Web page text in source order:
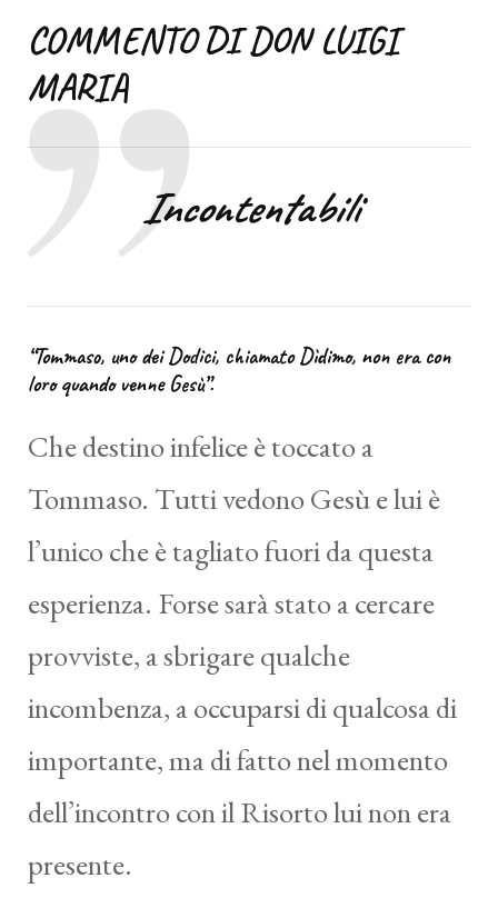
COMMENTO DI DON LUIGI
MARIA
Incontentabili
“Tommaso, uno dei Dodici, chiamato Dìdimo, non era con
loro quando venne Gesù”.
Che destino infelice è toccato a
Tommaso. Tutti vedono Gesù e lui è
l’unico che è tagliato fuori da questa
esperienza. Forse sarà stato a cercare
provviste, a sbrigare qualche
incombenza, a occuparsi di qualcosa di
importante, ma di fatto nel momento
dell’incontro con il Risorto lui non era
presente.